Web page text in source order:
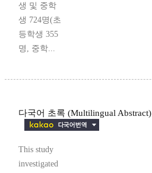
생 및 중학
생 724명(초
등학생 355
명, 중학...
다국어 초록 (Multilingual Abstract)
This study
investigated